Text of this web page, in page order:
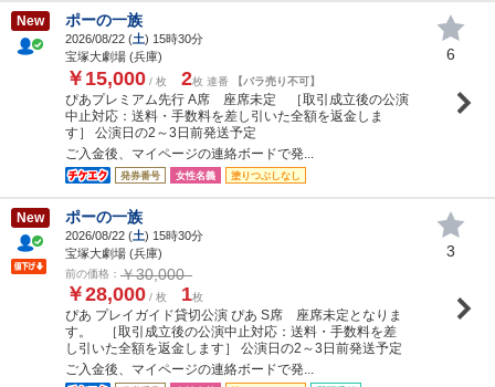
New ポーの一族
2026/08/22 (土) 15時30分
宝塚大劇場 (兵庫)
￥15,000 / 枚 2枚 連番 【バラ売り不可】
ぴあプレミアム先行 A席 座席未定 ［取引成立後の公演
中止対応：送料・手数料を差し引いた全額を返金しま
す］ 公演日の2～3日前発送予定
ご入金後、マイページの連絡ボードで発...
発券番号 女性名義 塗りつぶしなし
6
New ポーの一族
2026/08/22 (土) 15時30分
宝塚大劇場 (兵庫)
前の価格： ￥30,000
￥28,000 / 枚 1枚
ぴあ プレイガイド貸切公演 ぴあ S席 座席未定となりま
す。 ［取引成立後の公演中止対応：送料・手数料を差
し引いた全額を返金します］ 公演日の2～3日前発送予定
ご入金後、マイページの連絡ボードで発...
3